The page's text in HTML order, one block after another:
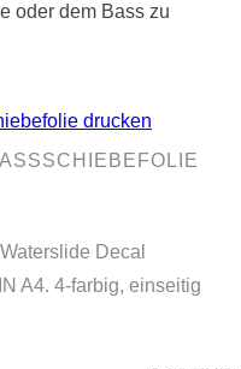
oder dem Bass zu
Decal
A4. 4-farbig, einseitig